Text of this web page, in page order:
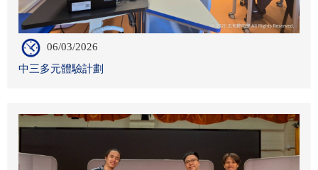
06/03/2026
中三多元體驗計劃